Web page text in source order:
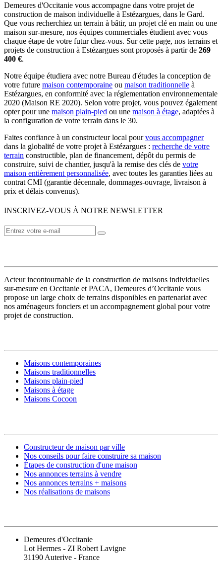
Demeures d'Occitanie vous accompagne dans votre projet de
construction de maison individuelle à Estézargues, dans le Gard.
Que vous recherchiez un terrain à bâtir, un projet clé en main ou une
maison sur-mesure, nos équipes commerciales étudient avec vous
chaque étape de votre futur chez-vous. Sur cette page, nos terrains et
projets de construction à Estézargues sont proposés à partir de 269
400 €.
Notre équipe étudiera avec notre Bureau d'études la conception de
votre future maison contemporaine ou maison traditionnelle à
Estézargues, en conformité avec la réglementation environnementale
2020 (Maison RE 2020). Selon votre projet, vous pouvez également
opter pour une maison plain-pied ou une maison à étage, adaptées à
la configuration de votre terrain dans le 30.
Faites confiance à un constructeur local pourvous accompagner
dans la globalité de votre projet à Estézargues : recherche de votre
terrain constructible, plan de financement, dépôt du permis de
construire, suivi de chantier, jusqu'à la remise des clés de votre
maison entièrement personnalisée, avec toutes les garanties liées au
contrat CMI (garantie décennale, dommages-ouvrage, livraison à
prix et délais convenus).
INSCRIVEZ-VOUS À NOTRE NEWSLETTER
Acteur incontournable de la construction de maisons individuelles
sur-mesure en Occitanie et PACA, Demeures d’Occitanie vous
propose un large choix de terrains disponibles en partenariat avec
nos aménageurs fonciers et un accompagnement global pour votre
projet de construction.
Maisons contemporaines
Maisons traditionnelles
Maisons plain-pied
Maisons à étage
Maisons Cocoon
Constructeur de maison par ville
Nos conseils pour faire construire sa maison
Étapes de construction d'une maison
Nos annonces terrains à vendre
Nos annonces terrains + maisons
Nos réalisations de maisons
Demeures d'Occitanie
Lot Hermes - ZI Robert Lavigne
31190 Auterive - France